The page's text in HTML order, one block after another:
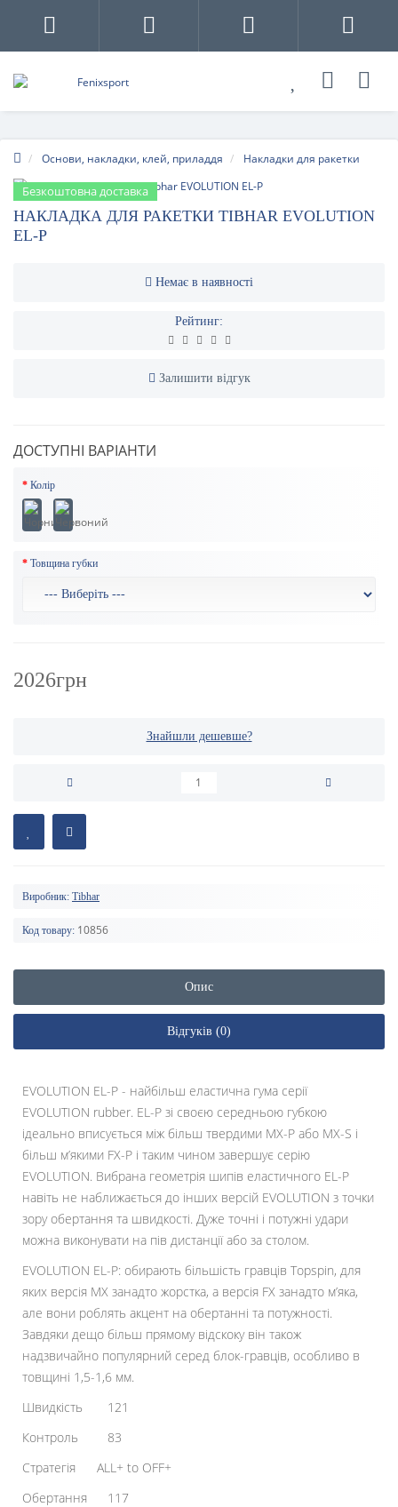
Основи, накладки, клей, приладдя Накладки для ракетки
Безкоштовна доставка
НАКЛАДКА ДЛЯ РАКЕТКИ TIBHAR EVOLUTION
EL-P
Немає в наявності
Рейтинг:
Залишити відгук
ДОСТУПНІ ВАРІАНТИ
Колір
Товщина губки
2026грн
Знайшли дешевше?
Виробник: Tibhar
Код товару: 10856
Опис
Відгуків (0)
EVOLUTION EL-P - найбільш еластична гума серії
EVOLUTION rubber. EL-P зі своєю середньою губкою
ідеально вписується між більш твердими MX-P або MX-S і
більш м’якими FX-P і таким чином завершує серію
EVOLUTION. Вибрана геометрія шипів еластичного EL-P
навіть не наближається до інших версій EVOLUTION з точки
зору обертання та швидкості. Дуже точні і потужні удари
можна виконувати на пів дистанції або за столом.
EVOLUTION EL-P: обирають більшість гравців Topspin, для
яких версія MX занадто жорстка, а версія FX занадто м’яка,
але вони роблять акцент на обертанні та потужності.
Завдяки дещо більш прямому відскоку він також
надзвичайно популярний серед блок-гравців, особливо в
товщині 1,5-1,6 мм.
Швидкість
121
Контроль
83
Стратегія ALL+ to OFF+
Обертання
117